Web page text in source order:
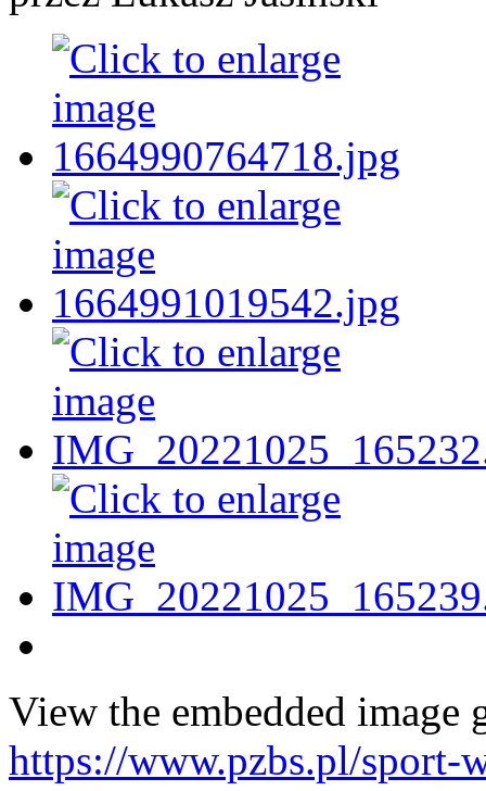
View the embedded image
https://www.pzbs.pl/sport-